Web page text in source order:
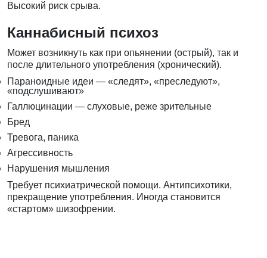
Высокий риск срыва.
Каннабисный психоз
Может возникнуть как при опьянении (острый), так и
после длительного употребления (хронический).
Параноидные идеи — «следят», «преследуют»,
«подслушивают»
Галлюцинации — слуховые, реже зрительные
Бред
Тревога, паника
Агрессивность
Нарушения мышления
Требует психиатрической помощи. Антипсихотики,
прекращение употребления. Иногда становится
«стартом» шизофрении.